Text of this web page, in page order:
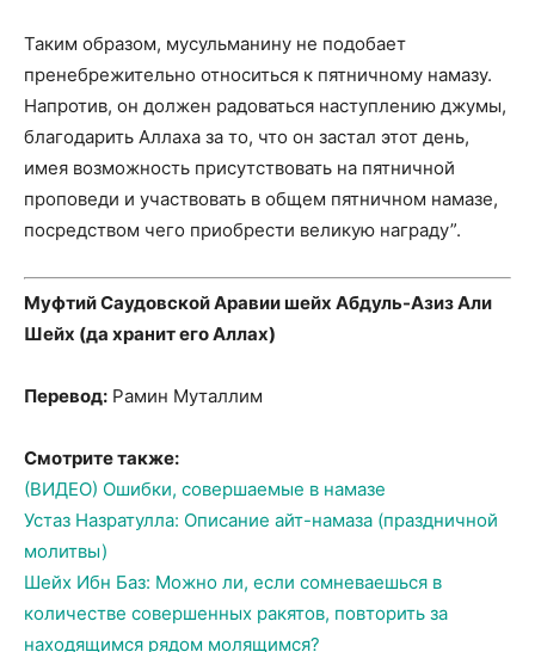
Таким образом, мусульманину не подобает
пренебрежительно относиться к пятничному намазу.
Напротив, он должен радоваться наступлению джумы,
благодарить Аллаха за то, что он застал этот день,
имея возможность присутствовать на пятничной
проповеди и участвовать в общем пятничном намазе,
посредством чего приобрести великую награду”.
Муфтий Саудовской Аравии шейх Абдуль-Азиз Али
Шейх (да хранит его Аллах)
Перевод: Рамин Муталлим
Смотрите также:
(ВИДЕО) Ошибки, совершаемые в намазе
Устаз Назратулла: Описание айт-намаза (праздничной
молитвы)
Шейх Ибн Баз: Можно ли, если сомневаешься в
количестве совершенных ракятов, повторить за
находящимся рядом молящимся?